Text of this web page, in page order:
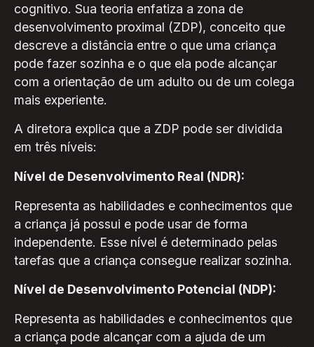
cognitivo. Sua teoria enfatiza a zona de
desenvolvimento proximal (ZDP), conceito que
descreve a distância entre o que uma criança
pode fazer sozinha e o que ela pode alcançar
com a orientação de um adulto ou de um colega
mais experiente.
A diretora explica que a ZDP pode ser dividida
em três níveis:
Nível de Desenvolvimento Real (NDR):
Representa as habilidades e conhecimentos que
a criança já possui e pode usar de forma
independente. Esse nível é determinado pelas
tarefas que a criança consegue realizar sozinha.
Nível de Desenvolvimento Potencial (NDP):
Representa as habilidades e conhecimentos que
a criança pode alcançar com a ajuda de um